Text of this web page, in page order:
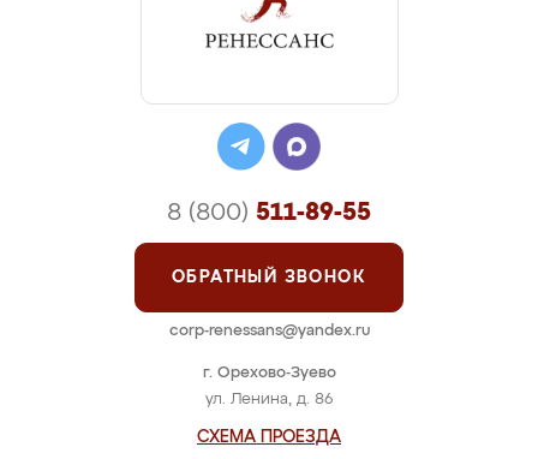
г. Орехово-Зуево
ул. Ленина, д. 86
СХЕМА ПРОЕЗДА
8 (800) 511-89-55
ОБРАТНЫЙ ЗВОНОК
corp-renessans@yandex.ru